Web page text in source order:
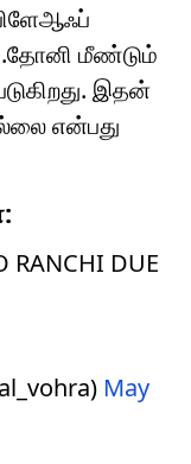
மீண்டும்
இதன்
என்பது
RANCHI DUE
May